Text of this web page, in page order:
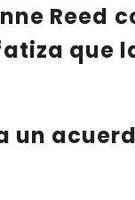
Reed
que
un